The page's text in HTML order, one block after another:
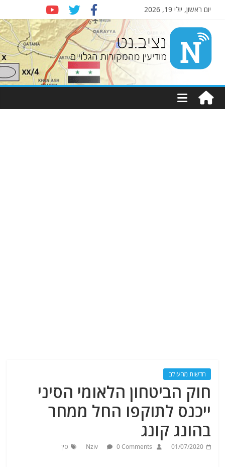
יום ראשון, יולי 19, 2026
Nziv.net
מודיעין
מהמקורות
חדשות מהעולם
חוק הביטחון הלאומי הסיני
ייכנס לתוקפו החל ממחר
בהונג קונג
01/07/2020
Nziv 0 Comments סין